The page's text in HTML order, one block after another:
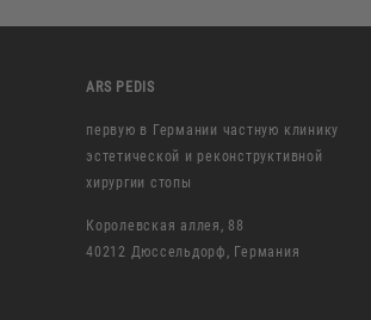
ARS PEDIS
первую в Германии частную клинику
эстетической и реконструктивной
хирургии стопы
Королевская аллея, 88
40212 Дюссельдорф, Германия